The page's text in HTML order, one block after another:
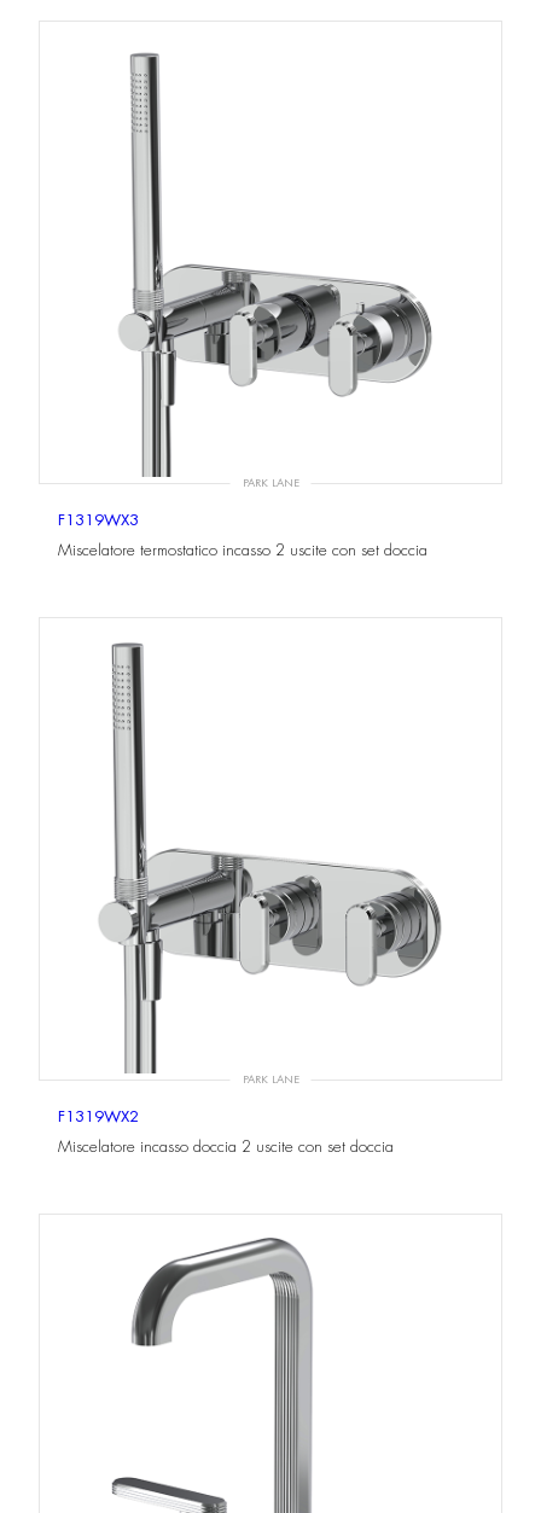
PARK LANE
F1319WX3
Miscelatore termostatico incasso 2 uscite con set doccia
PARK LANE
F1319WX2
Miscelatore incasso doccia 2 uscite con set doccia